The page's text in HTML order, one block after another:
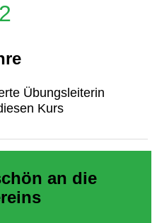
Übungsleiterin
Kurs
an die